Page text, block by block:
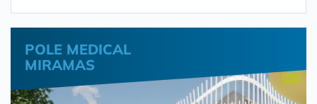
POLE MEDICAL
MIRAMAS